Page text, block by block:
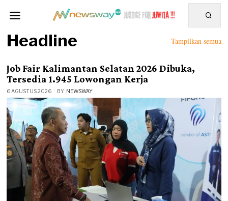
Headline Tampilkan semua
Job Fair Kalimantan Selatan 2026 Dibuka,
Tersedia 1.945 Lowongan Kerja
6 AGUSTUS 2026 BY NEWSWAY